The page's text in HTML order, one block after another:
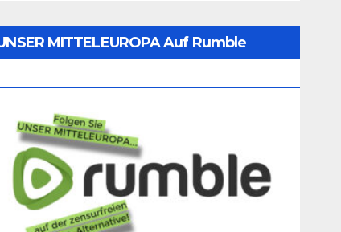
MITTELEUROPA Auf Rumble